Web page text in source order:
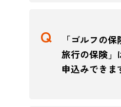
「ゴルフの
旅行の保険」
申込みできま